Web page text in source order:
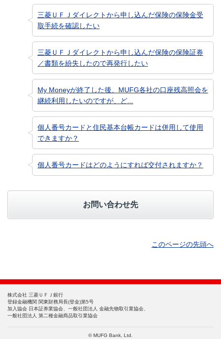
三菱ＵＦＪダイレクトから申し込んだ保険の保険金受
取手続を確認したい
三菱ＵＦＪダイレクトから申し込んだ保険の保険証券
／書類を紛失したので再発行したい
My Moneyが終了した後、MUFG各社の口座残高照会を
継続利用したいのですが、ど...
個人番号カードと住民基本台帳カードは併用して使用
できますか？
個人番号カードはどのようにすれば交付されますか？
お問い合わせ先
このページの先頭へ
株式会社 三菱ＵＦＪ銀行
登録金融機関 関東財務局長(登金)第5号
加入協会 日本証券業協会、一般社団法人 金融先物取引業協会、
一般社団法人 第二種金融商品取引業協会
© MUFG Bank, Ltd.